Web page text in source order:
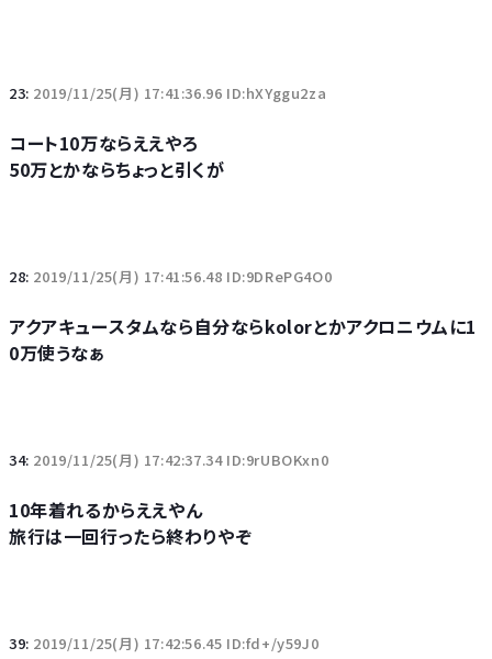
23: 2019/11/25(月) 17:41:36.96 ID:hXYggu2za
コート10万ならええやろ
50万とかならちょっと引くが
28: 2019/11/25(月) 17:41:56.48 ID:9DRePG4O0
アクアキュースタムなら自分ならkolorとかアクロニウムに1
0万使うなぁ
34: 2019/11/25(月) 17:42:37.34 ID:9rUBOKxn0
10年着れるからええやん
旅行は一回行ったら終わりやぞ
39: 2019/11/25(月) 17:42:56.45 ID:fd+/y59J0